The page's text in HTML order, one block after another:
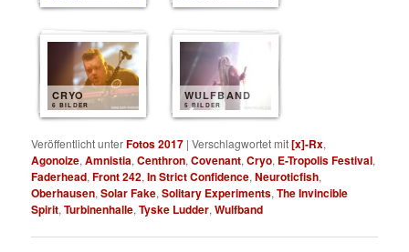
CRYO
6 BILDER
WULFBAND
5 BILDER
Veröffentlicht unterFotos 2017 |Verschlagwortet mit[x]-Rx,
Agonoize,Amnistia,Centhron,Covenant,Cryo, E-Tropolis Festival,
Faderhead,Front 242,In Strict Confidence,Neuroticfish,
Oberhausen,Solar Fake,Solitary Experiments,The Invincible
Spirit,Turbinenhalle,Tyske Ludder,Wulfband